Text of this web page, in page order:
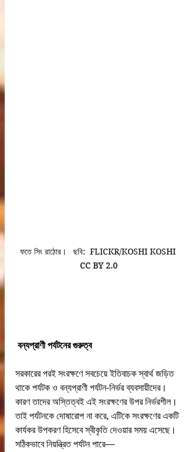
ফতে সিং রাঠোর।   ছবি:  FLICKR/KOSHI KOSHI
CC BY 2.0
বন্যপ্রাণী পর্যটনের গুরুত্ব
সরকারের পরই সংরক্ষণে সবচেয়ে ইতিবাচক স্বার্থ জড়িত
থাকে পর্যটক ও বন্যপ্রাণী পর্যটন-নির্ভর ব্যবসায়ীদের।
কারণ তাদের অস্তিত্বই এই সংরক্ষণের উপর নির্ভরশীল।
তাই পর্যটনকে দোষারোপ না করে, এটিকে সংরক্ষণের একটি
কার্যকর উপকরণ হিসেবে স্বীকৃতি দেওয়ার সময় এসেছে।
সঠিকভাবে নিয়ন্ত্রিত পর্যটন পারে—